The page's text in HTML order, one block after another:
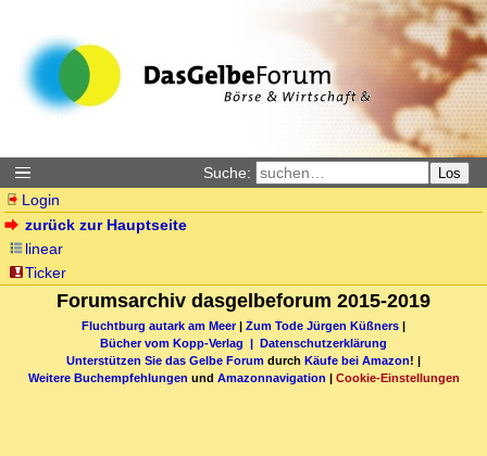
Suche: Los
Login
zurück zur Hauptseite
linear
Ticker
Forumsarchiv dasgelbeforum 2015-2019
Fluchtburg autark am Meer| Zum Tode Jürgen Küßners
Bücher vom Kopp-Verlag |
Datenschutzerklärung
Unterstützen Sie das Gelbe Forum durch Käufe bei Amazon! |
Weitere Buchempfehlungen und Amazonnavigation Cookie-Einstellungen